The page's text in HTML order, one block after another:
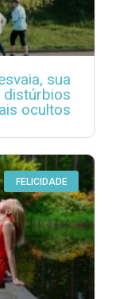
sua
distúrbios
ocultos
FELICIDADE